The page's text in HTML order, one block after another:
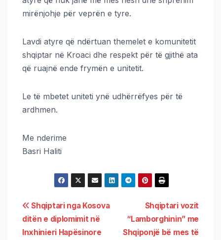
mirënjohje për veprën e tyre.
Lavdi atyre që ndërtuan themelet e komunitetit
shqiptar në Kroaci dhe respekt për të gjithë ata
që ruajnë ende frymën e unitetit.
Le të mbetet uniteti ynë udhërrëfyes për të
ardhmen.
Me nderime
Basri Haliti
Shqiptari vozit
“Lamborghinin” me
Shqiponjë bë mes të
Shqiptari nga Kosova
ditën e diplomimit në
Inxhinieri Hapësinore